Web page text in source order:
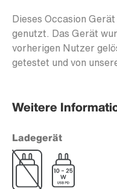
Dieses Occasion
genutzt. Das Gerät
vorherigen Nutzer
getestet und von
Weitere
Ladegerät